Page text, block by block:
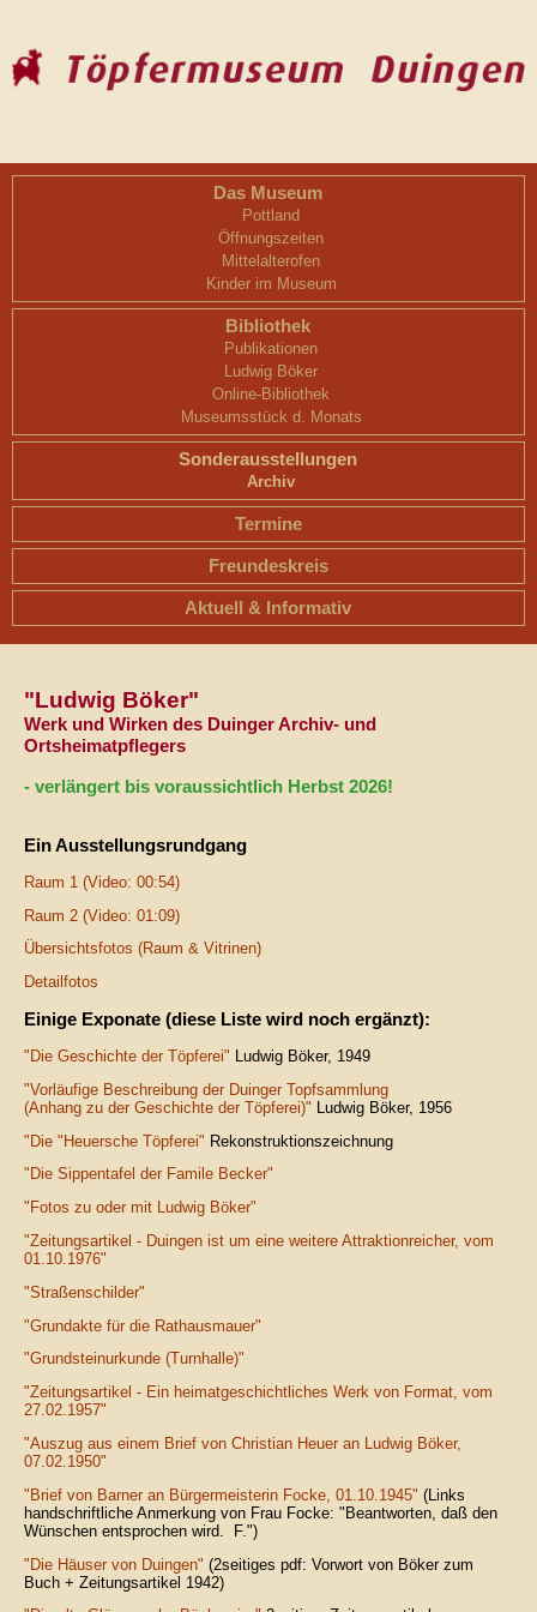
Das Museum
Pottland
Öffnungszeiten
Mittelalterofen
Kinder im Museum
Bibliothek
Publikationen
Ludwig Böker
Online-Bibliothek
Museumsstück d. Monats
Sonderausstellungen
Archiv
Termine
Freundeskreis
Aktuell & Informativ
"Ludwig Böker"
Werk und Wirken des Duinger Archiv- und
Ortsheimatpflegers
- verlängert bis voraussichtlich Herbst 2026!
Ein Ausstellungsrundgang
Raum 1 (Video: 00:54)
Raum 2 (Video: 01:09)
Übersichtsfotos (Raum & Vitrinen)
Detailfotos
Einige Exponate (diese Liste wird noch ergänzt):
"Die Geschichte der Töpferei" Ludwig Böker, 1949
"Vorläufige Beschreibung der Duinger Topfsammlung
(Anhang zu der Geschichte der Töpferei)" Ludwig Böker, 1956
"Die "Heuersche Töpferei" Rekonstruktionszeichnung
"Die Sippentafel der Famile Becker"
" Fotos zu oder mit Ludwig Böker"
"Zeitungsartikel - Duingen ist um eine weitere Attraktionreicher, vom
01.10.1976"
"Straßenschilder"
"Grundakte für die Rathausmauer"
"Grundsteinurkunde (Turnhalle)"
"Zeitungsartikel - Ein heimatgeschichtliches Werk von Format, vom
27.02.1957"
"Auszug aus einem Brief von Christian Heuer an Ludwig Böker,
07.02.1950"
"Brief von Barner an Bürgermeisterin Focke, 01.10.1945" (Links
handschriftliche Anmerkung von Frau Focke: "Beantworten, daß den
Wünschen entsprochen wird. F.")
"Die Häuser von Duingen" (2seitiges pdf: Vorwort von Böker zum
Buch + Zeitungsartikel 1942)